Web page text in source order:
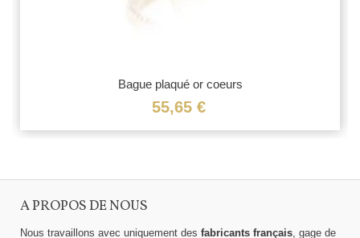
Bague plaqué or coeurs
55,65 €
A PROPOS DE NOUS
Nous travaillons avec uniquement des fabricants français, gage de